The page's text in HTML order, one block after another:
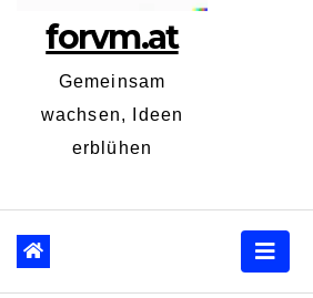
forvm.at
Gemeinsam
wachsen, Ideen
erblühen